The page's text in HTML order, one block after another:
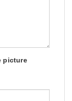
picture